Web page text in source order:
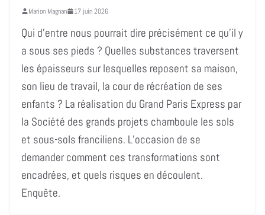
Marion Magnan 17 juin 2026
Qui d’entre nous pourrait dire précisément ce qu’il y
a sous ses pieds ? Quelles substances traversent
les épaisseurs sur lesquelles reposent sa maison,
son lieu de travail, la cour de récréation de ses
enfants ? La réalisation du Grand Paris Express par
la Société des grands projets chamboule les sols
et sous-sols franciliens. L’occasion de se
demander comment ces transformations sont
encadrées, et quels risques en découlent.
Enquête.